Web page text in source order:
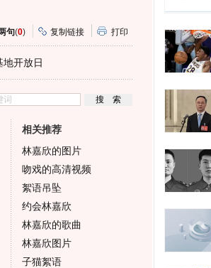
句(0) 复制链接 打印
地开放日
相关推荐
林嘉欣的图片
吻戏的高清视频
絮语吊坠
约会林嘉欣
林嘉欣的歌曲
林嘉欣图片
子猫絮语